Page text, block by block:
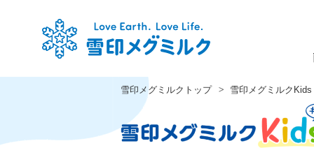
雪印メグミルクトップ 雪印メグミルクKids